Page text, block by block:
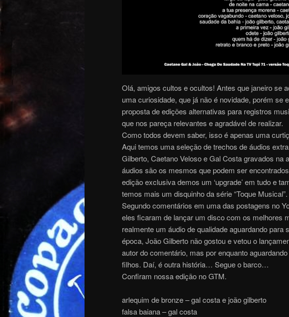
Olá, amigos cultos e ocultos! Antes que janeiro se
uma curiosidade, que já não é novidade, porém se
proposta de edições alternativas para registros
que nos pareça relevantes e agradável de realizar.
Como todos devem saber, isso é apenas uma
Aqui temos uma seleção de trechos de áudios
Gilberto, Caetano Veloso e Gal Costa gravados na
áudios são os mesmos que podem ser
edição exclusiva demos um ‘upgrade’ em tudo e
temos mais um disquinho da série “Toque Musical”.
Segundo comentários em uma das postagens no
eles ficaram de lançar um disco com os melhores
realmente um áudio de qualidade aguardando
época, João Gilberto não gostou e vetou o
autor do comentário, mas por enquanto
filhos. Daí, é outra história… Segue o barco…
Confiram nossa edição no GTM.
arlequim de bronze – gal costa e joão gilberto
falsa baiana – gal costa